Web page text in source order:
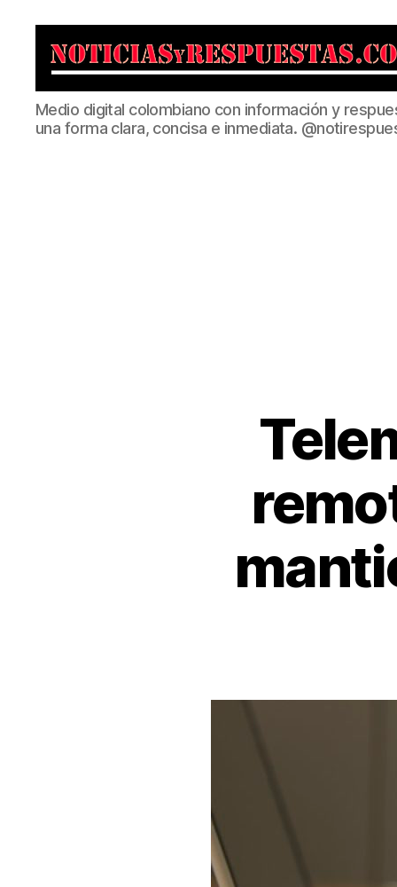
Noticias
y
Respuestas
Medio digital colombiano con información y
una forma clara, concisa e inmediata.